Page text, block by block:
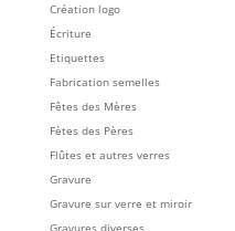
Création logo
Écriture
Etiquettes
Fabrication semelles
Fêtes des Mères
Fètes des Pères
Flûtes et autres verres
Gravure
Gravure sur verre et miroir
Gravures diverses